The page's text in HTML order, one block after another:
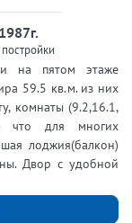
1987г.
постройки
на пятом этаже
59.5 кв.м. из них
комнаты (9.2,16.1,
что для многих
лоджия(балкон)
Двор с удобной